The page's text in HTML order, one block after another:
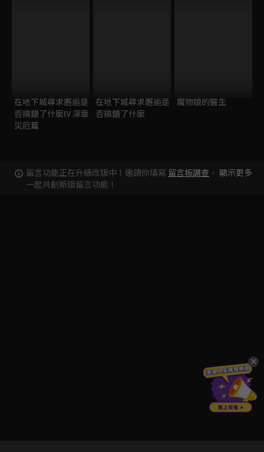
在地下城尋求邂逅是
否搞錯了什麼IV 深章
災厄篇
在地下城尋求邂逅是
否搞錯了什麼
魔物娘的醫生
留言功能正在升級改版中！邀請你填寫 留言板調查 ，
一起共創新版留言功能！
顯示更多